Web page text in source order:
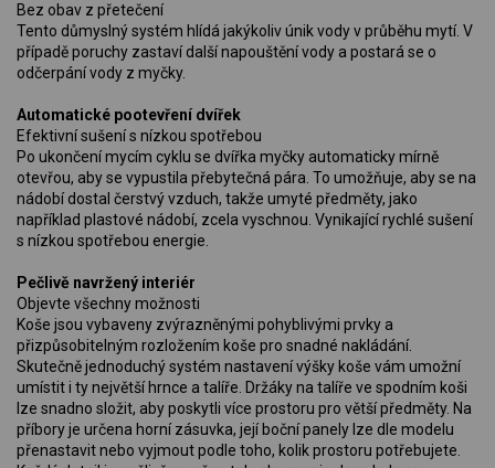
Bez obav z přetečení
Tento důmyslný systém hlídá jakýkoliv únik vody v průběhu mytí. V
případě poruchy zastaví další napouštění vody a postará se o
odčerpání vody z myčky.
Automatické pootevření dvířek
Efektivní sušení s nízkou spotřebou
Po ukončení mycím cyklu se dvířka myčky automaticky mírně
otevřou, aby se vypustila přebytečná pára. To umožňuje, aby se na
nádobí dostal čerstvý vzduch, takže umyté předměty, jako
například plastové nádobí, zcela vyschnou. Vynikající rychlé sušení
s nízkou spotřebou energie.
Pečlivě navržený interiér
Objevte všechny možnosti
Koše jsou vybaveny zvýrazněnými pohyblivými prvky a
přizpůsobitelným rozložením koše pro snadné nakládání.
Skutečně jednoduchý systém nastavení výšky koše vám umožní
umístit i ty největší hrnce a talíře. Držáky na talíře ve spodním koši
lze snadno složit, aby poskytli více prostoru pro větší předměty. Na
příbory je určena horní zásuvka, její boční panely lze dle modelu
přenastavit nebo vyjmout podle toho, kolik prostoru potřebujete.